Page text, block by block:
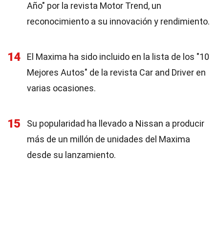
Año" por la revista Motor Trend, un
reconocimiento a su innovación y rendimiento.
14
El Maxima ha sido incluido en la lista de los "10
Mejores Autos" de la revista Car and Driver en
varias ocasiones.
15
Su popularidad ha llevado a Nissan a producir
más de un millón de unidades del Maxima
desde su lanzamiento.